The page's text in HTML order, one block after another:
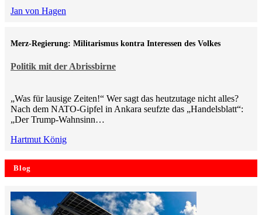
Jan von Hagen
Politik mit der Abrissbirne
Merz-Regierung: Militarismus kontra Inte­ressen des Volkes
„Was für lausige Zeiten!“ Wer sagt das heutzutage nicht alles?
Nach dem NATO-Gipfel in Ankara seufzte das „Handelsblatt“:
„Der Trump-Wahnsinn…
Hartmut König
Blog